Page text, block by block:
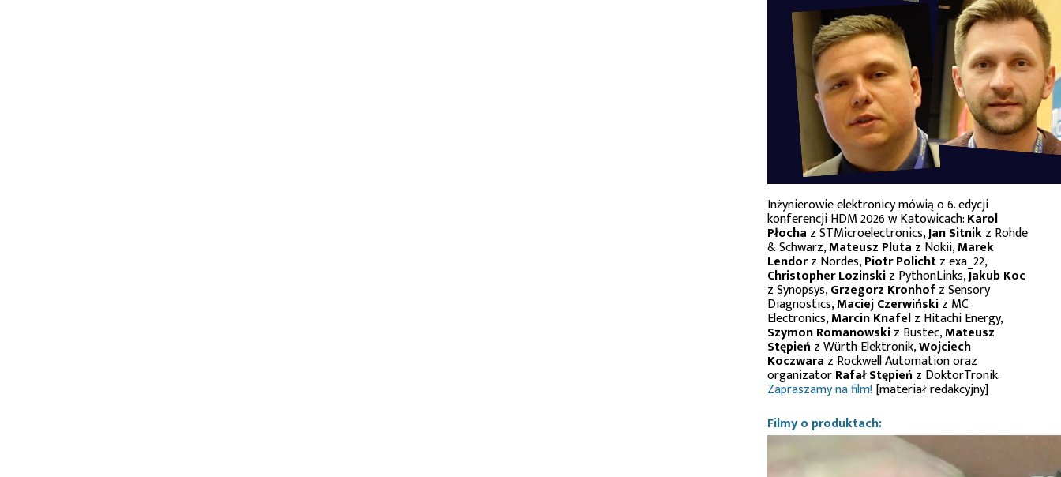
Inżynierowie elektronicy mówią o 6. edycji
konferencji HDM 2026 w Katowicach:Karol
Płocha z STMicroelectronics,Jan Sitnikz Rohde
& Schwarz,Mateusz Pluta z Nokii,Marek
Lendorz Nordes,Piotr Polichtz exa_22,
Christopher Lozinskiz PythonLinks,Jakub Koc
z Synopsys,Grzegorz Kronhofz Sensory
Diagnostics,Maciej Czerwińskiz MC
Electronics,Marcin Knafelz Hitachi Energy,
Szymon Romanowskiz Bustec,Mateusz
Stępień z Würth Elektronik,Wojciech
Koczwara z Rockwell Automation oraz
organizatorRafał Stępień z DoktorTronik.
Zapraszamy na film![materiał redakcyjny]
Filmy o produktach: